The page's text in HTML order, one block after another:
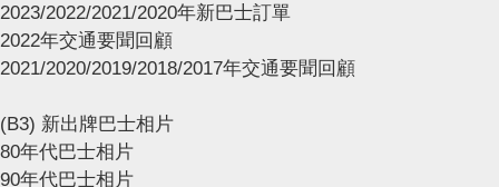
2023/2022/2021/2020年新巴士訂單
2022年交通要聞回顧
2021/2020/2019/2018/2017年交通要聞回顧
(B3) 新出牌巴士相片
80年代巴士相片
90年代巴士相片